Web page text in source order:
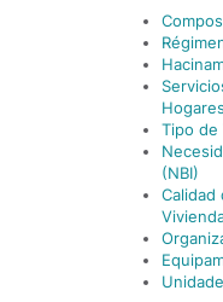
Hogares
Tipo de
(NBI)
Calidad